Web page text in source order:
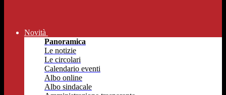
Novità
Panoramica
Le notizie
Le circolari
Calendario eventi
Albo online
Albo sindacale